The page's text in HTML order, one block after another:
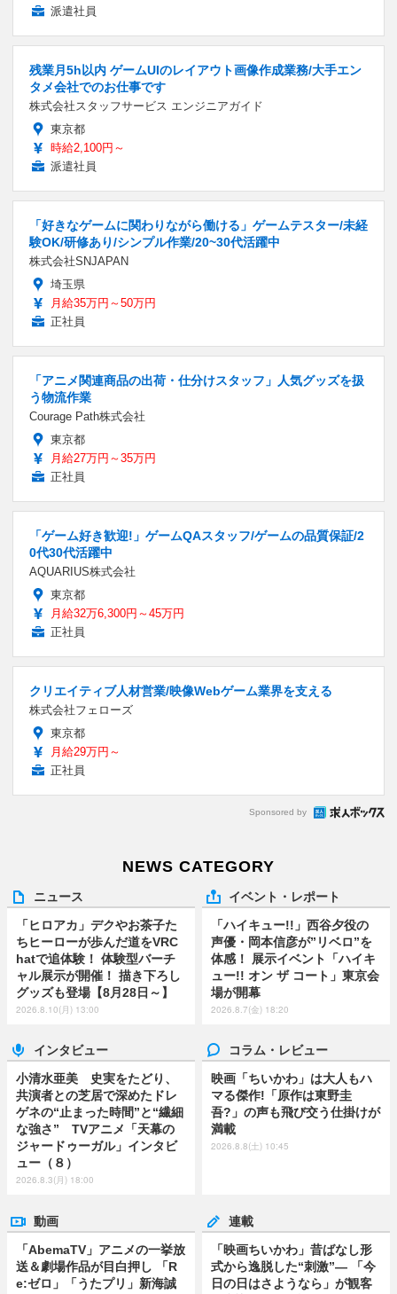
派遣社員
残業月5h以内 ゲームUIのレイアウト画像作成業務/大手エン
タメ会社でのお仕事です
株式会社スタッフサービス エンジニアガイド
東京都
時給2,100円～
派遣社員
「好きなゲームに関わりながら働ける」ゲームテスター/未経
験OK/研修あり/シンプル作業/20~30代活躍中
株式会社SNJAPAN
埼玉県
月給35万円～50万円
正社員
「アニメ関連商品の出荷・仕分けスタッフ」人気グッズを扱
う物流作業
Courage Path株式会社
東京都
月給27万円～35万円
正社員
「ゲーム好き歓迎!」ゲームQAスタッフ/ゲームの品質保証/2
0代30代活躍中
AQUARIUS株式会社
東京都
月給32万6,300円～45万円
正社員
クリエイティブ人材営業/映像Webゲーム業界を支える
株式会社フェローズ
東京都
月給29万円～
正社員
Sponsored by
NEWS CATEGORY
ニュース
「ヒロアカ」デクやお茶子た
ちヒーローが歩んだ道をVRC
hatで追体験！ 体験型バーチ
ャル展示が開催！ 描き下ろし
グッズも登場【8月28日～】
2026.8.10(月) 13:00
イベント・レポート
「ハイキュー!!」西谷夕役の
声優・岡本信彦が”リベロ”を
体感！ 展示イベント「ハイキ
ュー!! オン ザ コート」東京会
場が開幕
2026.8.7(金) 18:20
インタビュー
小清水亜美 史実をたどり、
共演者との芝居で深めたドレ
ゲネの“止まった時間”と“繊細
な強さ” TVアニメ「天幕の
ジャードゥーガル」インタビ
ュー（８）
2026.8.3(月) 18:00
コラム・レビュー
映画「ちいかわ」は大人もハ
マる傑作!「原作は東野圭
吾?」の声も飛び交う仕掛けが
満載
2026.8.8(土) 10:45
動画
「AbemaTV」アニメの一挙放
送＆劇場作品が目白押し 「R
e:ゼロ」「うたプリ」新海誠
連載
「映画ちいかわ」昔ばなし形
式から逸脱した“刺激”― 「今
日の日はさようなら」が観客